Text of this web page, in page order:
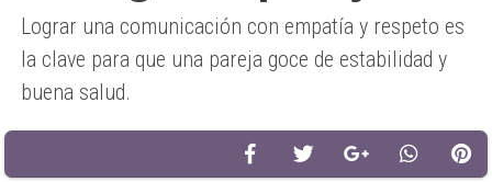
Lograr una comunicación con empatía y respeto es
la clave para que una pareja goce de estabilidad y
buena salud.